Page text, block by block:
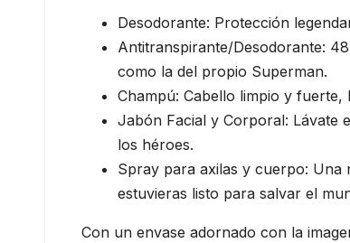
Desodorante: Protección
Antitranspirante/Desodorante:
como la del propio Superman.
Champú: Cabello limpio y
Jabón Facial y Corporal: Lávate
los héroes.
Spray para axilas y cuerpo: Una
estuvieras listo para salvar el
Con un envase adornado con la